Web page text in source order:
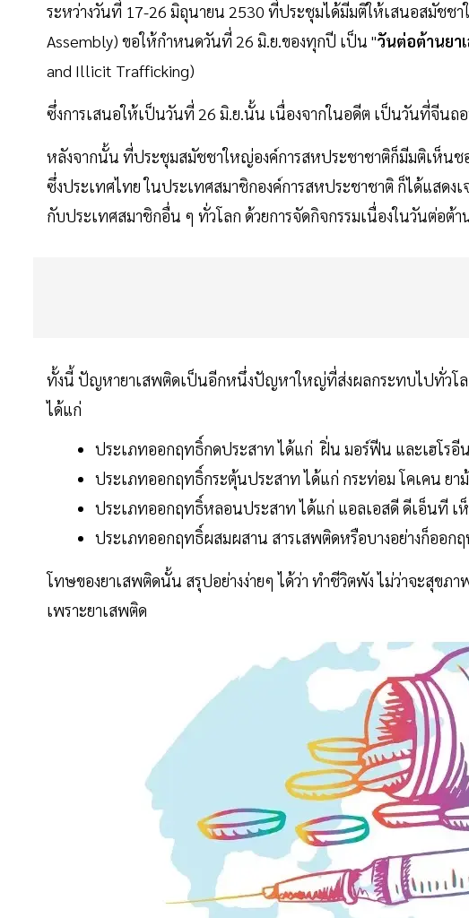
ระหว่างวันที่ 17-26 มิถุนายน 2530 ที่ประชุมได้มีมติให้เสนอสมัชช
Assembly) ขอให้กำหนดวันที่ 26 มิ.ย.ของทุกปี เป็น "วันต่อต้านยา
and Illicit Trafficking)
ซึ่งการเสนอให้เป็นวันที่ 26 มิ.ย.นั้น เนื่องจากในอดีต เป็นวันที่จีน
หลังจากนั้น ที่ประชุมสมัชชาใหญ่องค์การสหประชาชาติก็มีมติเห็นช
ซึ่งประเทศไทย ในประเทศสมาชิกองค์การสหประชาชาติ ก็ได้แสด
กับประเทศสมาชิกอื่น ๆ ทั่วโลก ด้วยการจัดกิจกรรมเนื่องในวันต่อต้
ทั้งนี้ ปัญหายาเสพติดเป็นอีกหนึ่งปัญหาใหญ่ที่ส่งผลกระทบไปทั่วโล
ได้แก่
ประเภทออกฤทธิ์กดประสาท ได้แก่ ฝิ่น มอร์ฟีน และเฮโรอี
ประเภทออกฤทธิ์กระตุ้นประสาท ได้แก่ กระท่อม โคเคน ยา
ประเภทออกฤทธิ์หลอนประสาท ได้แก่ แอลเอสดี ดีเอ็นที เ
ประเภทออกฤทธิ์ผสมผสาน สารเสพติดหรือบางอย่างก็ออ
โทษของยาเสพติดนั้น สรุปอย่างง่ายๆ ได้ว่า ทำชีวิตพัง ไม่ว่าจะสุขภ
เพราะยาเสพติด